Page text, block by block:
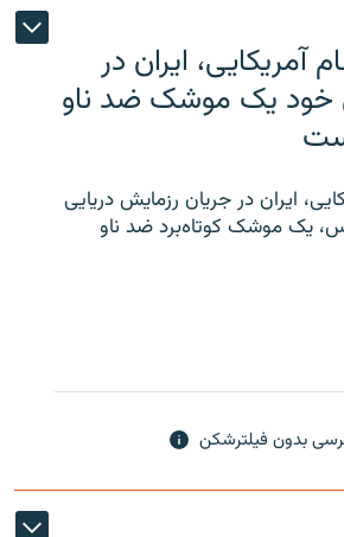
آمریکایی، ایران در
خود یک موشک ضد ناو
ایران در جریان رزمایش دریایی
یک موشک کوتاه‌برد ضد ناو
بدون فیلترشکن